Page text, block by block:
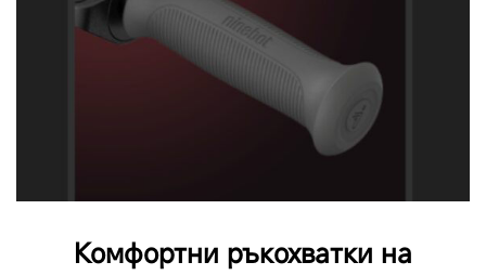
Комфортни ръкохватки на